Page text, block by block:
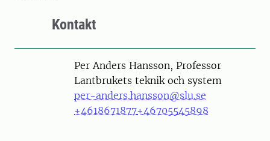
Kontakt
PersonPer Anders Hansson, Professor
Lantbrukets teknik och system
per-anders.hansson@slu.se
+4618671877+46705545898